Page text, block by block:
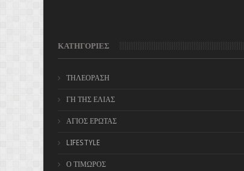
ΚΑΤΗΓΟΡΙΕΣ
ΤΗΛΕΟΡΑΣΗ
ΓΗ ΤΗΣ ΕΛΙΑΣ
ΑΓΙΟΣ ΕΡΩΤΑΣ
LIFESTYLE
Ο ΤΙΜΩΡΟΣ